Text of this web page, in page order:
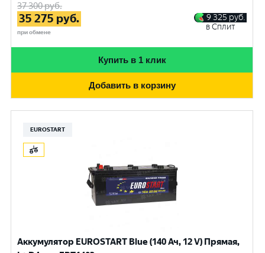
37 300руб.
35 275 руб.
при обмене
9 325 руб.
в Сплит
Купить в 1 клик
Добавить в корзину
EUROSTART
Аккумулятор EUROSTART Blue (140 Ач, 12 V) Прямая,